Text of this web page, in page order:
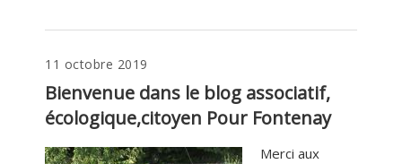
11 octobre 2019
Bienvenue dans le blog associatif,
écologique,citoyen Pour Fontenay
Merci aux